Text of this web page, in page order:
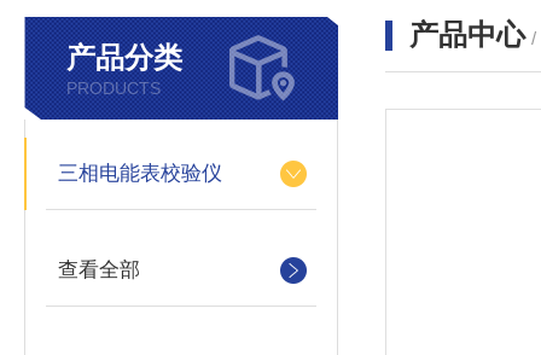
产品分类
PRODUCTS
三相电能表校验仪
查看全部
产品中心 /